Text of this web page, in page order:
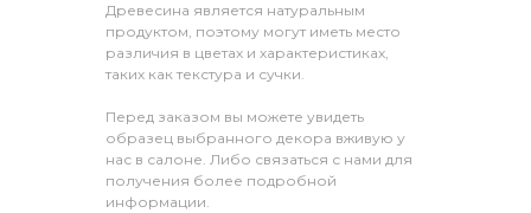
Древесина является натуральным
продуктом, поэтому могут иметь место
различия в цветах и характеристиках,
таких как текстура и сучки.
Перед заказом вы можете увидеть
образец выбранного декора вживую у
нас в салоне. Либо связаться с нами для
получения более подробной
информации.